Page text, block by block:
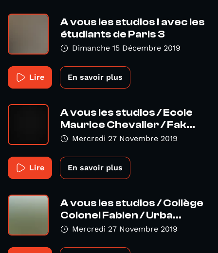
A vous les studios ! avec les
étudiants de Paris 3
Dimanche 15 Décembre 2019
Lire En savoir plus
A vous les studios / Ecole
Maurice Chevalier / Fak...
Mercredi 27 Novembre 2019
Lire En savoir plus
A vous les studios / Collège
Colonel Fabien / Urba...
Mercredi 27 Novembre 2019